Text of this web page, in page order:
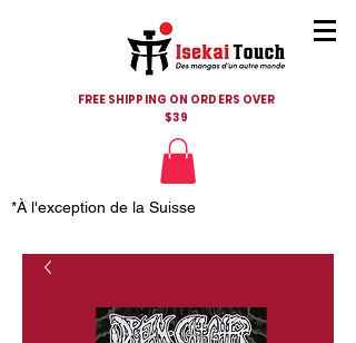
FREE SHIPPING ON ORDERS OVER
$39
*À l'exception de la Suisse